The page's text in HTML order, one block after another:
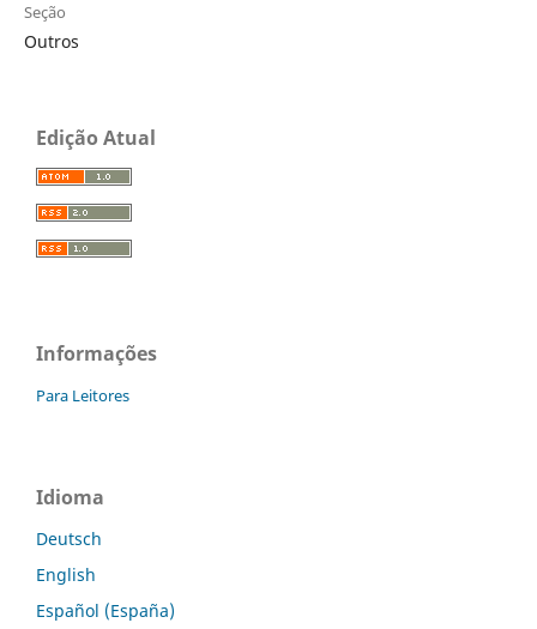
Seção
Outros
Edição Atual
Informações
Para Leitores
Idioma
Deutsch
English
Español (España)